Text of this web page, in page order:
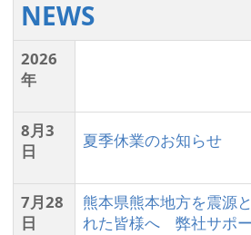
NEWS
2026
年
8月3
日
夏季休業のお知らせ
7月28
日
熊本県熊本地方を震源
れた皆様へ 弊社サポ